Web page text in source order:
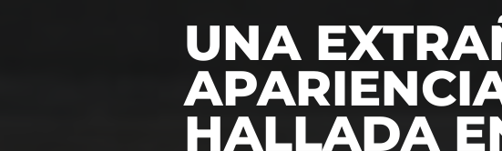
UNA
HALLADA